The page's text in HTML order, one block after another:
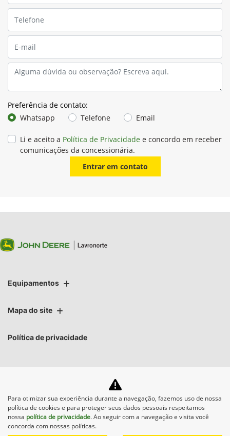
Preferência de contato:
Whatsapp
Telefone Email
Li e aceito a Política de Privacidade e concordo em receber
comunicações da concessionária.
Entrar em contato
Equipamentos
Mapa do site
Política de privacidade
No trânsito, enxergar o outro
salva vidas.
Para otimizar sua experiência durante a navegação, fazemos uso de nossa
política de cookies e para proteger seus dados pessoais respeitamos
nossa política de privacidade. Ao seguir com a navegação e visita você
concorda com nossas políticas.